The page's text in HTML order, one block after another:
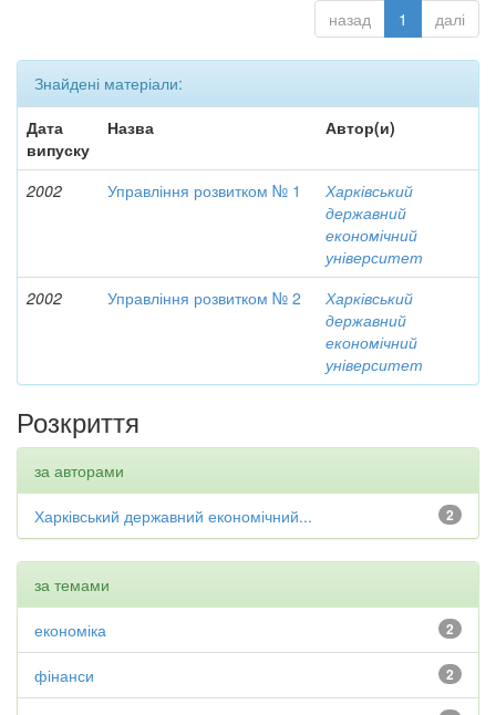
назад 1 далі
Знайдені матеріали:
Дата
випуску
Назва Автор(и)
2002 Управління розвитком № 1
Харківський
державний
економічний
університет
2002
Управління розвитком № 2
Харківський
державний
економічний
університет
Розкриття
за авторами
2
Харківський державний економічний...
за темами
2
економіка
2
фінанси